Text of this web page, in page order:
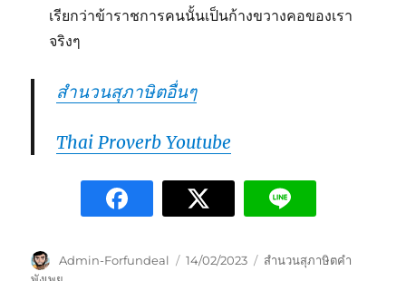
เรียกว่าข้าราชการคนนั้นเป็นก้างขวางคอของเรา
จริงๆ
สำนวนสุภาษิตอื่นๆ
Thai Proverb Youtube
Admin-Forfundeal 14/02/2023
สำนวนสุภาษิตคำ